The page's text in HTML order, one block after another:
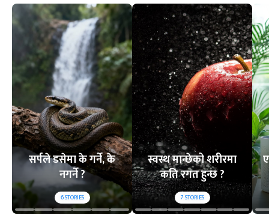
सर्पले डसेमा के गर्ने, के
नगर्ने ?
6STORIES
स्वस्थ मान्छेको शरीरमा
कति रगत हुन्छ ?
7STORIES